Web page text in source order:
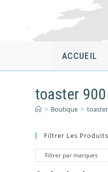
ACCUEIL
toaster
> Boutique >
Filtrer Les Produits